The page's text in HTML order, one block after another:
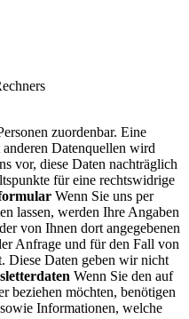
zuordenbar. Eine
Datenquellen wird
vor, diese Daten nachträglich
für eine rechtswidrige
Wenn Sie uns per
lassen, werden Ihre Angaben
von Ihnen dort angegebenen
Anfrage und für den Fall von
Diese Daten geben wir nicht
Wenn Sie den auf
beziehen möchten, benötigen
Informationen, welche